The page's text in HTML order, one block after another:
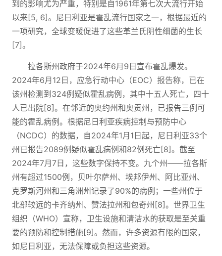
到的影响尤为严重，特别是自1961年第七次大流行开始
以来[5, 6]。尼日利亚是霍乱流行国家之一，根据最近的
一项研究，全球变暖促进了这些革兰氏阴性细菌的生长
[7]。
拉各斯州政府于2024年6月9日宣布霍乱爆发。
2024年6月12日，应急行动中心（EOC）报告称，已在
该州检测到324例疑似霍乱病例，其中十五人死亡，四十
人已出院[8]。在邻近的奥约州和奥贡州，已报告三例可
能的霍乱病例。根据尼日利亚疾病控制与预防中心
（NCDC）的数据，自2024年1月1日起，尼日利亚33个
州已报告2089例疑似霍乱病例和82例死亡[8]。截至
2024年7月7日，这些数字保持不变。九个州——拉各斯
州有超过1500例，贝叶尔萨州、埃邦伊州、阿比亚州、
克罗斯河州和三角洲州记录了90%的病例；一些州位于
北部较远的卡齐纳州、赞法拉州和包奇州[8]。世界卫生
组织（WHO）宣称，卫生设施和清洁水的获取是至关重
要的预防和控制措施[9]。然而，许多资源有限的国家，
如尼日利亚，无法保障或负担这些资源。